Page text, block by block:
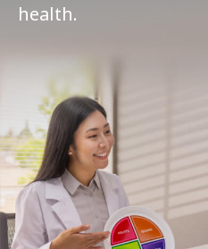
health.